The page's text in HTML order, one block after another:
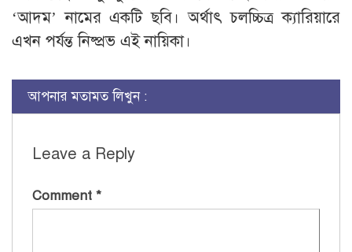
‘আদম’ নামের একটি ছবি। অর্থাৎ চলচ্চিত্র ক্যারিয়ারে
এখন পর্যন্ত নিষ্প্রভ এই নায়িকা।
আপনার মতামত লিখুন :
Leave a Reply
Comment *